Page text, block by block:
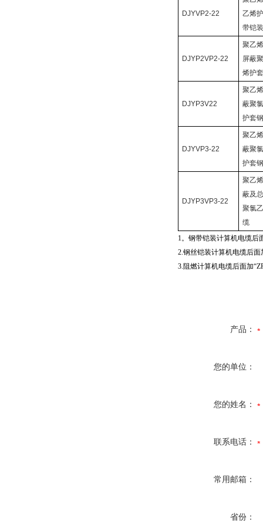
DJYVP2-22
乙烯
带铠
DJYP2VP2-22
聚乙
屏蔽
烯护
DJYP3V22
聚乙
蔽聚
护套
DJYVP3-22
聚乙
蔽聚
护套
DJYP3VP3-22
聚乙
蔽及
聚氯
缆
1。钢带铠装计算机电缆后
2.钢丝铠装计算机电缆后面
3.阻燃计算机电缆后面加“
产品：
您的单位：
您的姓名：
联系电话：
常用邮箱：
省份：